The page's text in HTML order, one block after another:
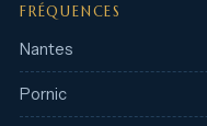
FRÉQUENCES
Nantes
Pornic